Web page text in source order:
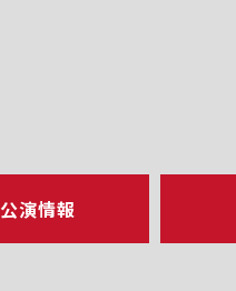
公演情報